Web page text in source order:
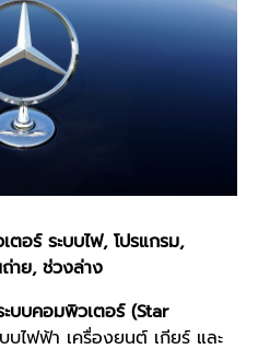
อร์ ระบบไฟ, โปรแกรม,
าย, ช่วงล่าง
บบคอมพิวเตอร์ (Star
บบไฟฟ้า เครื่องยนต์ เกียร์ และ